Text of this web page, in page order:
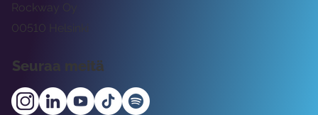
Rockway Oy
00510 Helsinki
Seuraa meitä